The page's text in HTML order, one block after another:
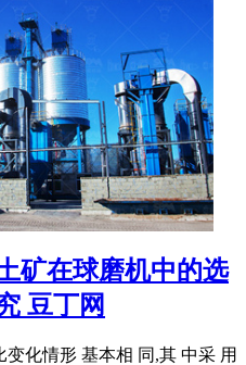
矿在球磨机中的选
豆丁网
变化情形 基本相 同,其 中采 用